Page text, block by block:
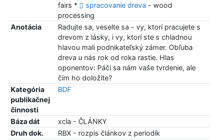
fairs *
spracovanie dreva - wood
processing
Anotácia
Radujte sa, veselte sa - vy, ktorí pracujete s
drevom z lásky, i vy, ktorí ste s chladnou
hlavou mali podnikateľský zámer. Obľuba
dreva u nás rok od roka rastie. Hlas
oponentov: Páči sa nám vaše tvrdenie, ale
čím ho doložíte?
Kategória
publikačnej
činnosti
BDF
Báza dát
xcla - ČLÁNKY
Druh dok.
RBX - rozpis článkov z periodík